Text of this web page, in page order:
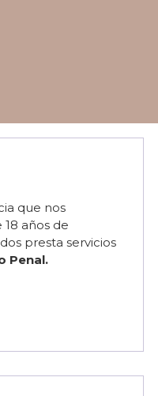
que nos
años de
presta servicios
Penal.